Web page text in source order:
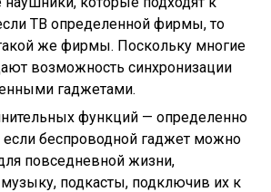
ТВ определенной фирмы, то
же фирмы. Поскольку многие
возможность синхронизации
гаджетами.
функций — определенно
если беспроводной гаджет можно
повседневной жизни,
подкасты, подключив их к